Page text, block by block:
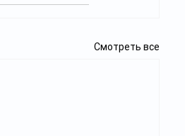
Смотреть все